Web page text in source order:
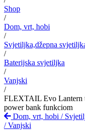
Shop
/
Dom, vrt, hobi
/
Svjetiljka,džepna
/
Baterijska svjetiljka
/
Vanjski
/
FLEXTAIL Evo Lantern
power bank funkciom
Dom, vrt, hobi /
/Vanjski